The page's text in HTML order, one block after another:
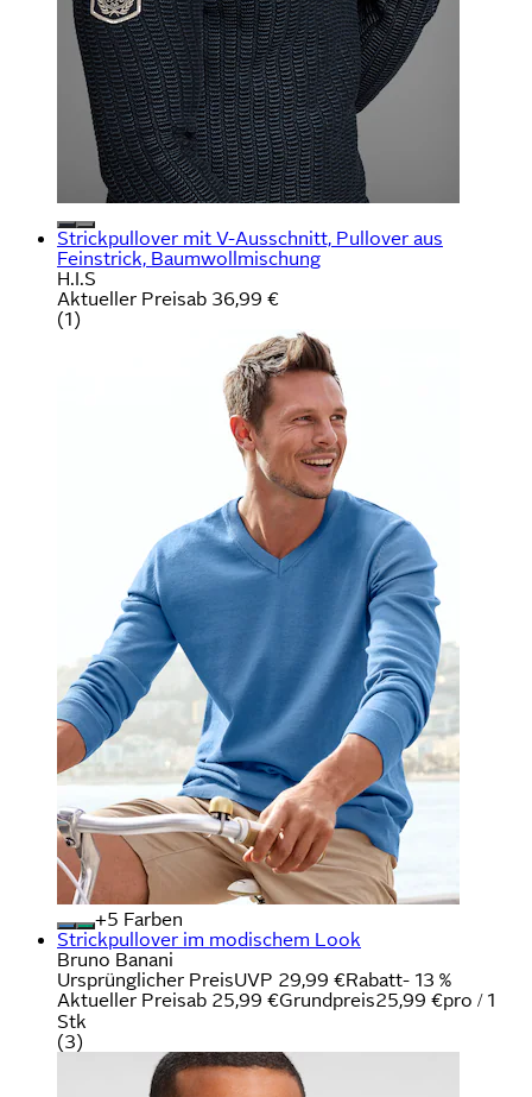
Strickpullover mit V-Ausschnitt, Pullover aus
Feinstrick, Baumwollmischung
H.I.S
Aktueller Preisab 36,99 €
(1)
+
Farben
Strickpullover im modischem Look
Bruno Banani
Ursprünglicher PreisUVP 29,99 €Rabatt- 13 %
Aktueller Preisab 25,99 €Grundpreis25,99 €pro / 1
Stk
(3)